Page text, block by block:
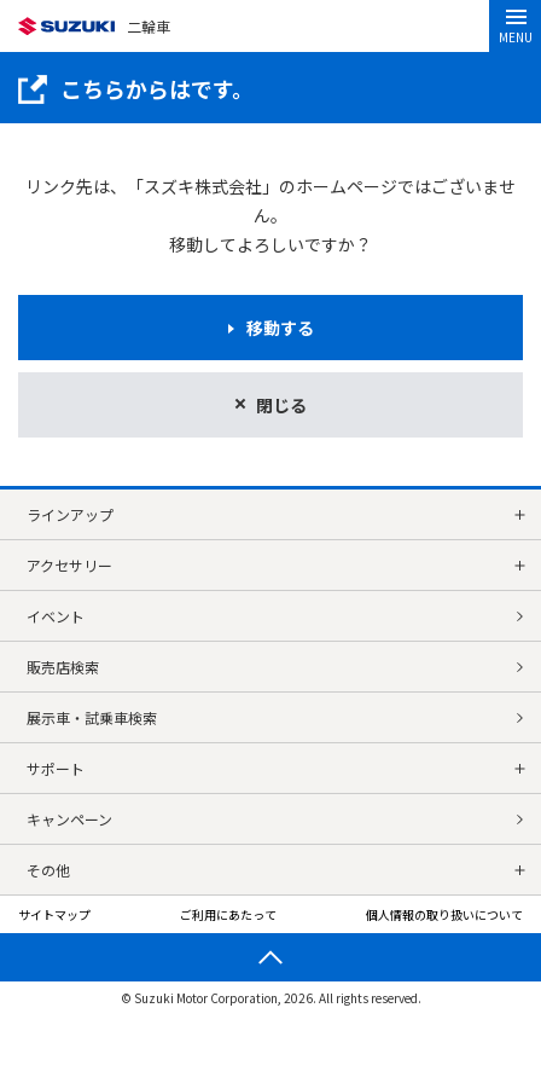
二輪車
MENU
こちらからはです。
リンク先は、「スズキ株式会社」のホームページではございませ
ん。
移動してよろしいですか？
閉じる
移動する
ラインアップ
アクセサリー
イベント
販売店検索
展示車・試乗車検索
サポート
キャンペーン
その他
サイトマップ ご利用にあたって 個人情報の取り扱いについて
© Suzuki Motor Corporation, 2026. All rights reserved.